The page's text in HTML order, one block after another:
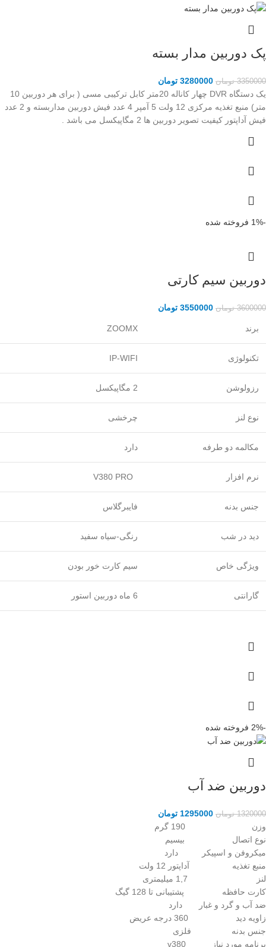
پک دوربین مدار بسته
3350000 تومان 3280000 تومان
یک دستگاه DVR چهار کاناله 20متر کابل ترکیبی مسی ( برای هر دوربین 10
متر) منبع تغذیه مرکزی 12 ولت 5 آمپر 4 عدد فیش دوربین مداربسته و 2 عدد
فیش آداپتور کیفیت تصویر دوربین ها 2 مگاپیکسل می باشد .
-1% فروخته شده
دوربین سیم کارتی
3600000 تومان 3550000 تومان
برند ZOOMX
تکنولوژی IP-WIFI
رزولوشن 2 مگاپیکسل
نوع لنز چرخشی
مکالمه دو طرفه دارد
نرم افزار
جنس بدنه فایبرگلاس
دید در شب رنگی-سیاه سفید
ویژگی خاص سیم کارت خور بودن
گارانتی 6 ماه دوربین استور
-2% فروخته شده
دوربین ضد آب
1320000 تومان 1295000 تومان
وزن 190 گرم
نوع اتصال بیسیم
میکروفن و اسپیکر دارد
منبع تغذیه آداپتور 12 ولت
لنز 1,7 میلیمتری
کارت حافظه پشتیبانی تا 128 گیگ
ضد آب و گرد و غبار دارد
زاویه دید 360 درجه عریض
جنس بدنه فلزی
برنامه مورد نیاز v380